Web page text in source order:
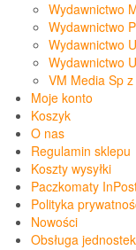
Wydawnictwo
Wydawnictwo
Wydawnictwo
Wydawnictwo
VM Media Sp
Moje konto
Koszyk
O nas
Regulamin sklepu
Koszty wysyłki
Paczkomaty
Polityka
Nowości
Obsługa